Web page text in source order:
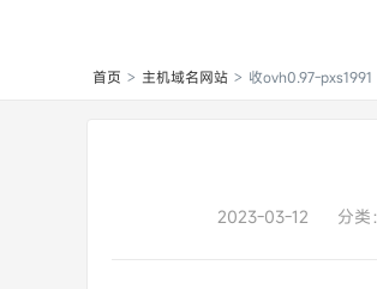
首页 > 主机域名网站 > 收ovh0.97-pxs1991
2023-03-12 分类：